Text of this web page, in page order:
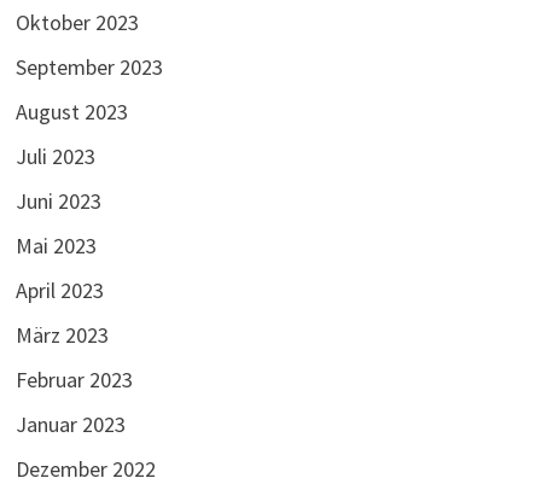
Oktober 2023
September 2023
August 2023
Juli 2023
Juni 2023
Mai 2023
April 2023
März 2023
Februar 2023
Januar 2023
Dezember 2022